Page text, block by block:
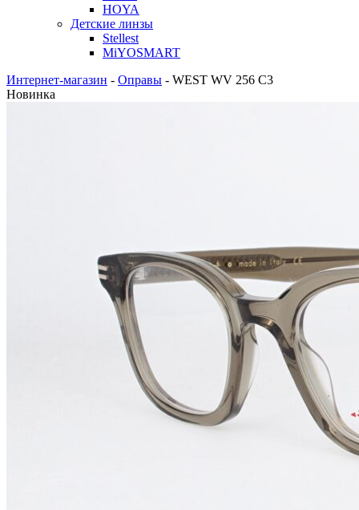
HOYA
Детские линзы
Stellest
MiYOSMART
Интернет-магазин - Оправы - WEST WV 256 C3
Новинка